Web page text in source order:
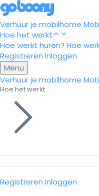
Verhuur je mobilhome
Hoe het werkt
Hoe werkt huren? Hoe
Registreren Inloggen
Menu
Verhuur je mobilhome
Hoe het werkt
Registreren Inloggen